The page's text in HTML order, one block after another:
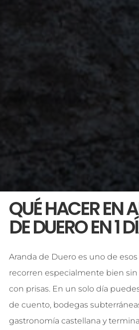
QUÉ HACER EN
DE DUERO EN 1
Aranda de Duero es uno de
recorren especialmente bien
con prisas. En un solo día
de cuento, bodegas
gastronomía castellana y